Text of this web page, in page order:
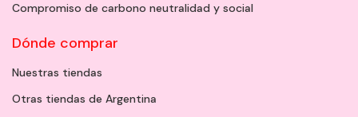
Compromiso de carbono neutralidad y social
Dónde comprar
Nuestras tiendas
Otras tiendas de Argentina